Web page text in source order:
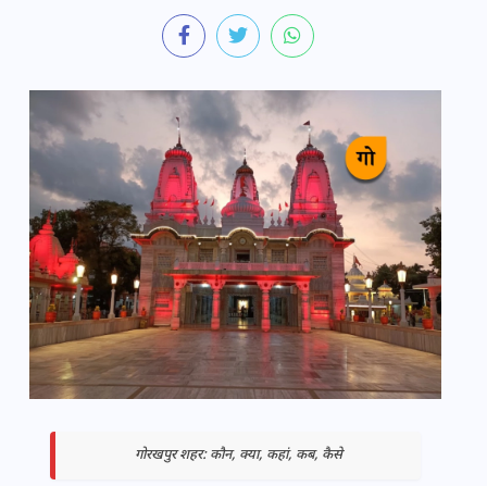
गोरखपुर शहर: कौन, क्या, कहां, कब, कैसे